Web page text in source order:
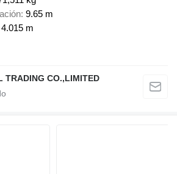
9.65 m
4.015 m
TRADING CO.,LIMITED